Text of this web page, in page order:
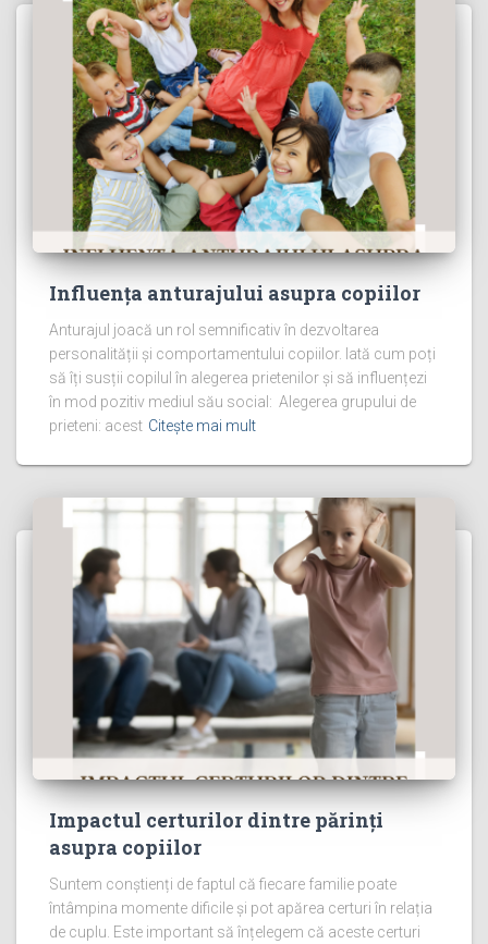
Influența anturajului asupra copiilor
Anturajul joacă un rol semnificativ în dezvoltarea
personalității și comportamentului copiilor. Iată cum poți
să îți susții copilul în alegerea prietenilor și să influențezi
în mod pozitiv mediul său social: Alegerea grupului de
prieteni: acest Citește mai mult
Impactul certurilor dintre părinți
asupra copiilor
Suntem conștienți de faptul că fiecare familie poate
întâmpina momente dificile și pot apărea certuri în relația
de cuplu. Este important să înțelegem că aceste certuri